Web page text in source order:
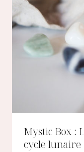
Mystic Box :
cycle lunaire